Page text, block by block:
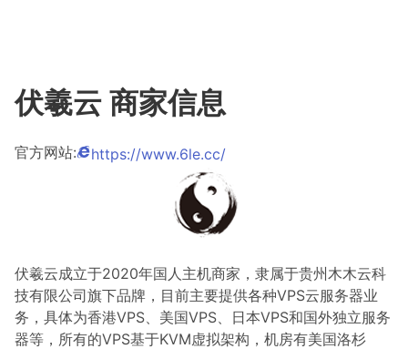
伏羲云 商家信息
官方网站: https://www.6le.cc/
伏羲云成立于2020年国人主机商家，隶属于贵州木木云科
技有限公司旗下品牌，目前主要提供各种VPS云服务器业
务，具体为香港VPS、美国VPS、日本VPS和国外独立服务
器等，所有的VPS基于KVM虚拟架构，机房有美国洛杉